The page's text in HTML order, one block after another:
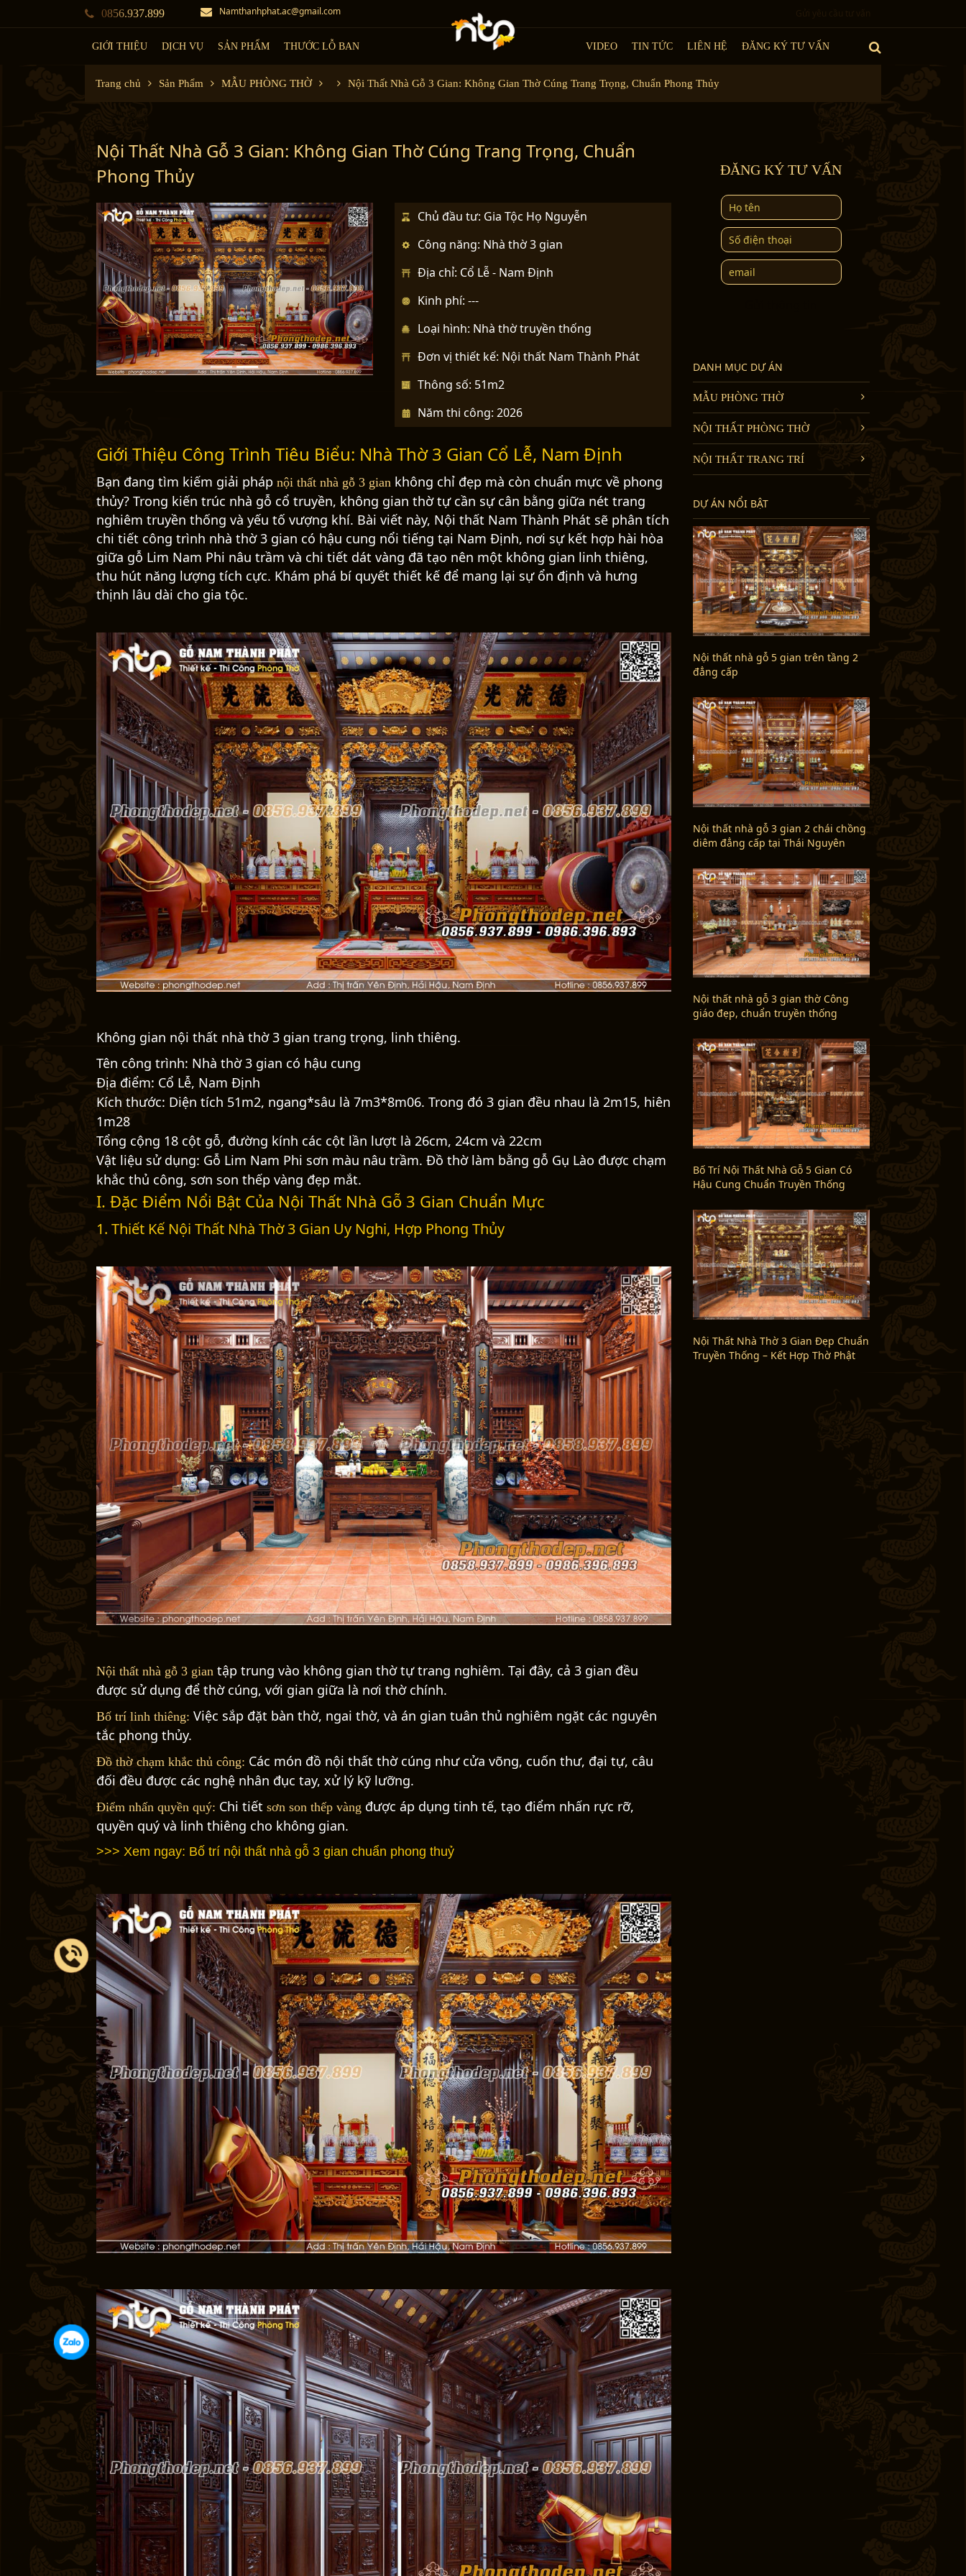
0856.937.899 Namthanhphat.ac@gmail.com
GIỚI THIỆU DỊCH VỤ SẢN PHẨM THƯỚC LỖ BAN VIDEO TIN TỨC LIÊN HỆ ĐĂNG KÝ TƯ VẤN
Trang chủ Sản Phẩm MẪU PHÒNG THỜ Nội Thất Nhà Gỗ 3 Gian: Không Gian Thờ Cúng Trang Trọng, Chuẩn Phong Thủy
Nội Thất Nhà Gỗ 3 Gian: Không Gian Thờ Cúng Trang Trọng, Chuẩn
Phong Thủy
P
r
e
v
i
o
N
e
x
t
Chủ đầu tư: Gia Tộc Họ Nguyễn
Công năng: Nhà thờ 3 gian
Địa chỉ: Cổ Lễ - Nam Định
Kinh phí: ---
Loại hình: Nhà thờ truyền thống
Đơn vị thiết kế: Nội thất Nam Thành Phát
Thông số: 51m2
Năm thi công: 2026
Giới Thiệu Công Trình Tiêu Biểu: Nhà Thờ 3 Gian Cổ Lễ, Nam Định
Bạn đang tìm kiếm giải pháp nội thất nhà gỗ 3 gian không chỉ đẹp mà còn chuẩn mực về phong
thủy? Trong kiến trúc nhà gỗ cổ truyền, không gian thờ tự cần sự cân bằng giữa nét trang
nghiêm truyền thống và yếu tố vượng khí. Bài viết này, Nội thất Nam Thành Phát sẽ phân tích
chi tiết công trình nhà thờ 3 gian có hậu cung nổi tiếng tại Nam Định, nơi sự kết hợp hài hòa
giữa gỗ Lim Nam Phi nâu trầm và chi tiết dát vàng đã tạo nên một không gian linh thiêng,
thu hút năng lượng tích cực. Khám phá bí quyết thiết kế để mang lại sự ổn định và hưng
thịnh lâu dài cho gia tộc.
Không gian nội thất nhà thờ 3 gian trang trọng, linh thiêng.
Tên công trình: Nhà thờ 3 gian có hậu cung
Địa điểm: Cổ Lễ, Nam Định
Kích thước: Diện tích 51m2, ngang*sâu là 7m3*8m06. Trong đó 3 gian đều nhau là 2m15, hiên
1m28
Tổng cộng 18 cột gỗ, đường kính các cột lần lượt là 26cm, 24cm và 22cm
Vật liệu sử dụng: Gỗ Lim Nam Phi sơn màu nâu trầm. Đồ thờ làm bằng gỗ Gụ Lào được chạm
khắc thủ công, sơn son thếp vàng đẹp mắt.
I. Đặc Điểm Nổi Bật Của Nội Thất Nhà Gỗ 3 Gian Chuẩn Mực
1. Thiết Kế Nội Thất Nhà Thờ 3 Gian Uy Nghi, Hợp Phong Thủy
Nội thất nhà gỗ 3 gian tập trung vào không gian thờ tự trang nghiêm. Tại đây, cả 3 gian đều
được sử dụng để thờ cúng, với gian giữa là nơi thờ chính.
Bố trí linh thiêng: Việc sắp đặt bàn thờ, ngai thờ, và án gian tuân thủ nghiêm ngặt các nguyên
tắc phong thủy.
Đồ thờ chạm khắc thủ công: Các món đồ nội thất thờ cúng như cửa võng, cuốn thư, đại tự, câu
đối đều được các nghệ nhân đục tay, xử lý kỹ lưỡng.
Điểm nhấn quyền quý: Chi tiết sơn son thếp vàng được áp dụng tinh tế, tạo điểm nhấn rực rỡ,
quyền quý và linh thiêng cho không gian.
>>> Xem ngay: Bố trí nội thất nhà gỗ 3 gian chuẩn phong thuỷ
ĐĂNG KÝ TƯ VẤN
DANH MỤC DỰ ÁN
MẪU PHÒNG THỜ
NỘI THẤT PHÒNG THỜ
NỘI THẤT TRANG TRÍ
DỰ ÁN NỔI BẬT
Nội thất nhà gỗ 5 gian trên tầng 2
đẳng cấp
Nội thất nhà gỗ 3 gian 2 chái chồng
diêm đẳng cấp tại Thái Nguyên
Nội thất nhà gỗ 3 gian thờ Công
giáo đẹp, chuẩn truyền thống
Bố Trí Nội Thất Nhà Gỗ 5 Gian Có
Hậu Cung Chuẩn Truyền Thống
Nội Thất Nhà Thờ 3 Gian Đẹp Chuẩn
Truyền Thống – Kết Hợp Thờ Phật